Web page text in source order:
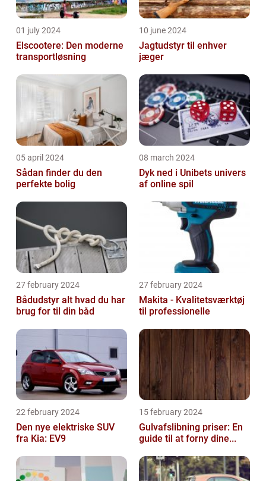
01 july 2024
Elscootere: Den moderne
transportløsning
10 june 2024
Jagtudstyr til enhver
jæger
05 april 2024
Sådan finder du den
perfekte bolig
08 march 2024
Dyk ned i Unibets univers
af online spil
27 february 2024
Bådudstyr alt hvad du har
brug for til din båd
27 february 2024
Makita - Kvalitetsværktøj
til professionelle
22 february 2024
Den nye elektriske SUV
fra Kia: EV9
15 february 2024
Gulvafslibning priser: En
guide til at forny dine...